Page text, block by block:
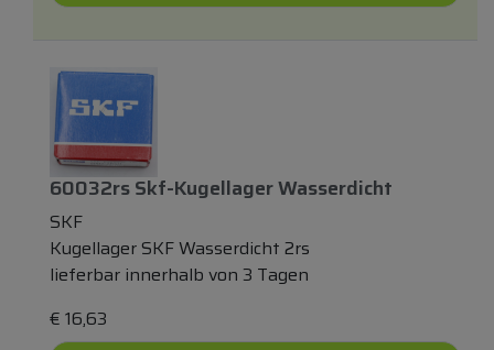
60032rs Skf-Kugellager Wasserdicht
SKF
Kugellager SKF Wasserdicht 2rs
lieferbar innerhalb von 3 Tagen
€ 16,63